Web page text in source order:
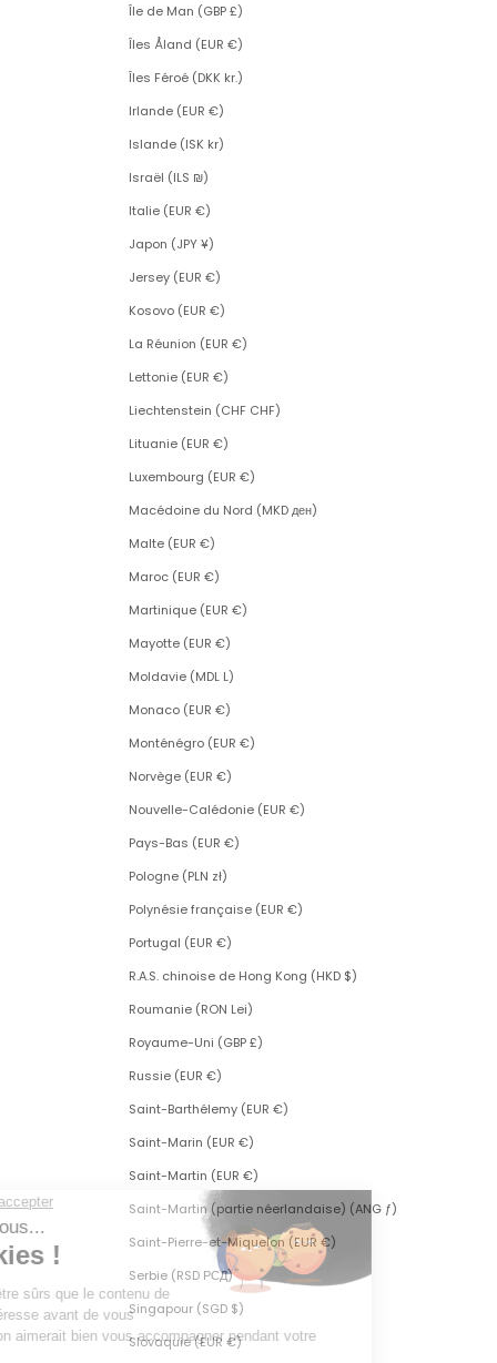
Île de Man (GBP £)
Îles Åland (EUR €)
Îles Féroé (DKK kr.)
Irlande (EUR €)
Islande (ISK kr)
Israël (ILS ₪)
Italie (EUR €)
Japon (JPY ¥)
Jersey (EUR €)
Kosovo (EUR €)
La Réunion (EUR €)
Lettonie (EUR €)
Liechtenstein (CHF CHF)
Lituanie (EUR €)
Luxembourg (EUR €)
Macédoine du Nord (MKD ден)
Malte (EUR €)
Maroc (EUR €)
Martinique (EUR €)
Mayotte (EUR €)
Moldavie (MDL L)
Monaco (EUR €)
Monténégro (EUR €)
Norvège (EUR €)
Nouvelle-Calédonie (EUR €)
Pays-Bas (EUR €)
Pologne (PLN zł)
Polynésie française (EUR €)
Portugal (EUR €)
R.A.S. chinoise de Hong Kong (HKD $)
Roumanie (RON Lei)
Royaume-Uni (GBP £)
Russie (EUR €)
Saint-Barthélemy (EUR €)
Saint-Marin (EUR €)
Saint-Martin (EUR €)
Saint-Martin (partie néerlandaise) (ANG ƒ)
Saint-Pierre-et-Miquelon (EUR €)
Serbie (RSD РСД)
Singapour (SGD $)
Slovaquie (EUR €)